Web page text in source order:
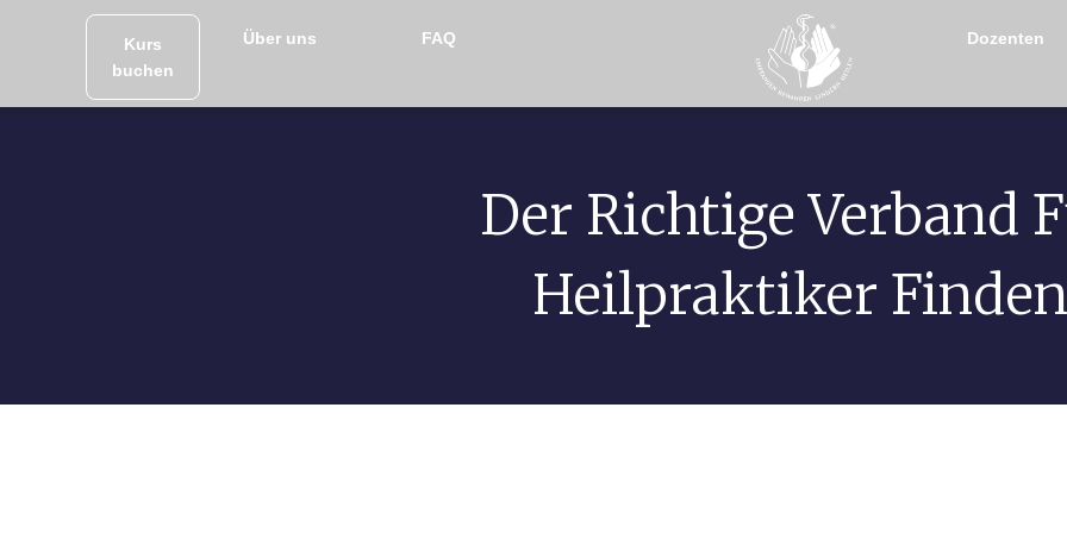
Kurs
buchen
Über uns FAQ Dozenten
Der Richtige Verband
Heilpraktiker Finden